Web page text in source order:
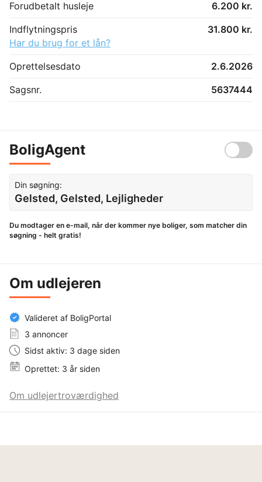
Forudbetalt husleje
6.200 kr.
Indflytningspris
31.800 kr.
Har du brug for et lån?
Oprettelsesdato
2.6.2026
Sagsnr.
5637444
BoligAgent
Din søgning:
Gelsted, Gelsted, Lejligheder
Du modtager en e-mail, når der kommer nye boliger, som matcher din
søgning - helt gratis!
Om udlejeren
Valideret af BoligPortal
3 annoncer
Sidst aktiv: 3 dage siden
Oprettet: 3 år siden
Om udlejertroværdighed